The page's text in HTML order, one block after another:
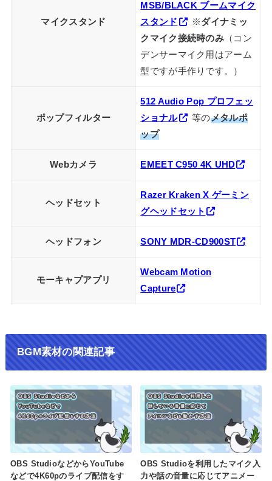
マイクスタンド
MSB/BLACK ブームマイク
スタンド
※ダイナミッ
クマイク接続時のみ （コン
デンサーマイク用はアーム
型ですが手作りです。）
ポップフィルター
512 Audio Pop プロフェッ
ショナル
等のメタルポ
ップ
Webカメラ EMEET C950 4K UHD
ヘッドセット
Razer Kraken X ゲーミン
グヘッドセット
ヘッドフォン SONY MDR-CD900ST
モーキャプアプリ
Webcam Motion
Capture
BGM素材の関連記事
OBS StudioなどからYouTube
などで4K60pのライブ配信をす
OBS Studioを利用したマイク入
力や話の音量に応じてアニメー